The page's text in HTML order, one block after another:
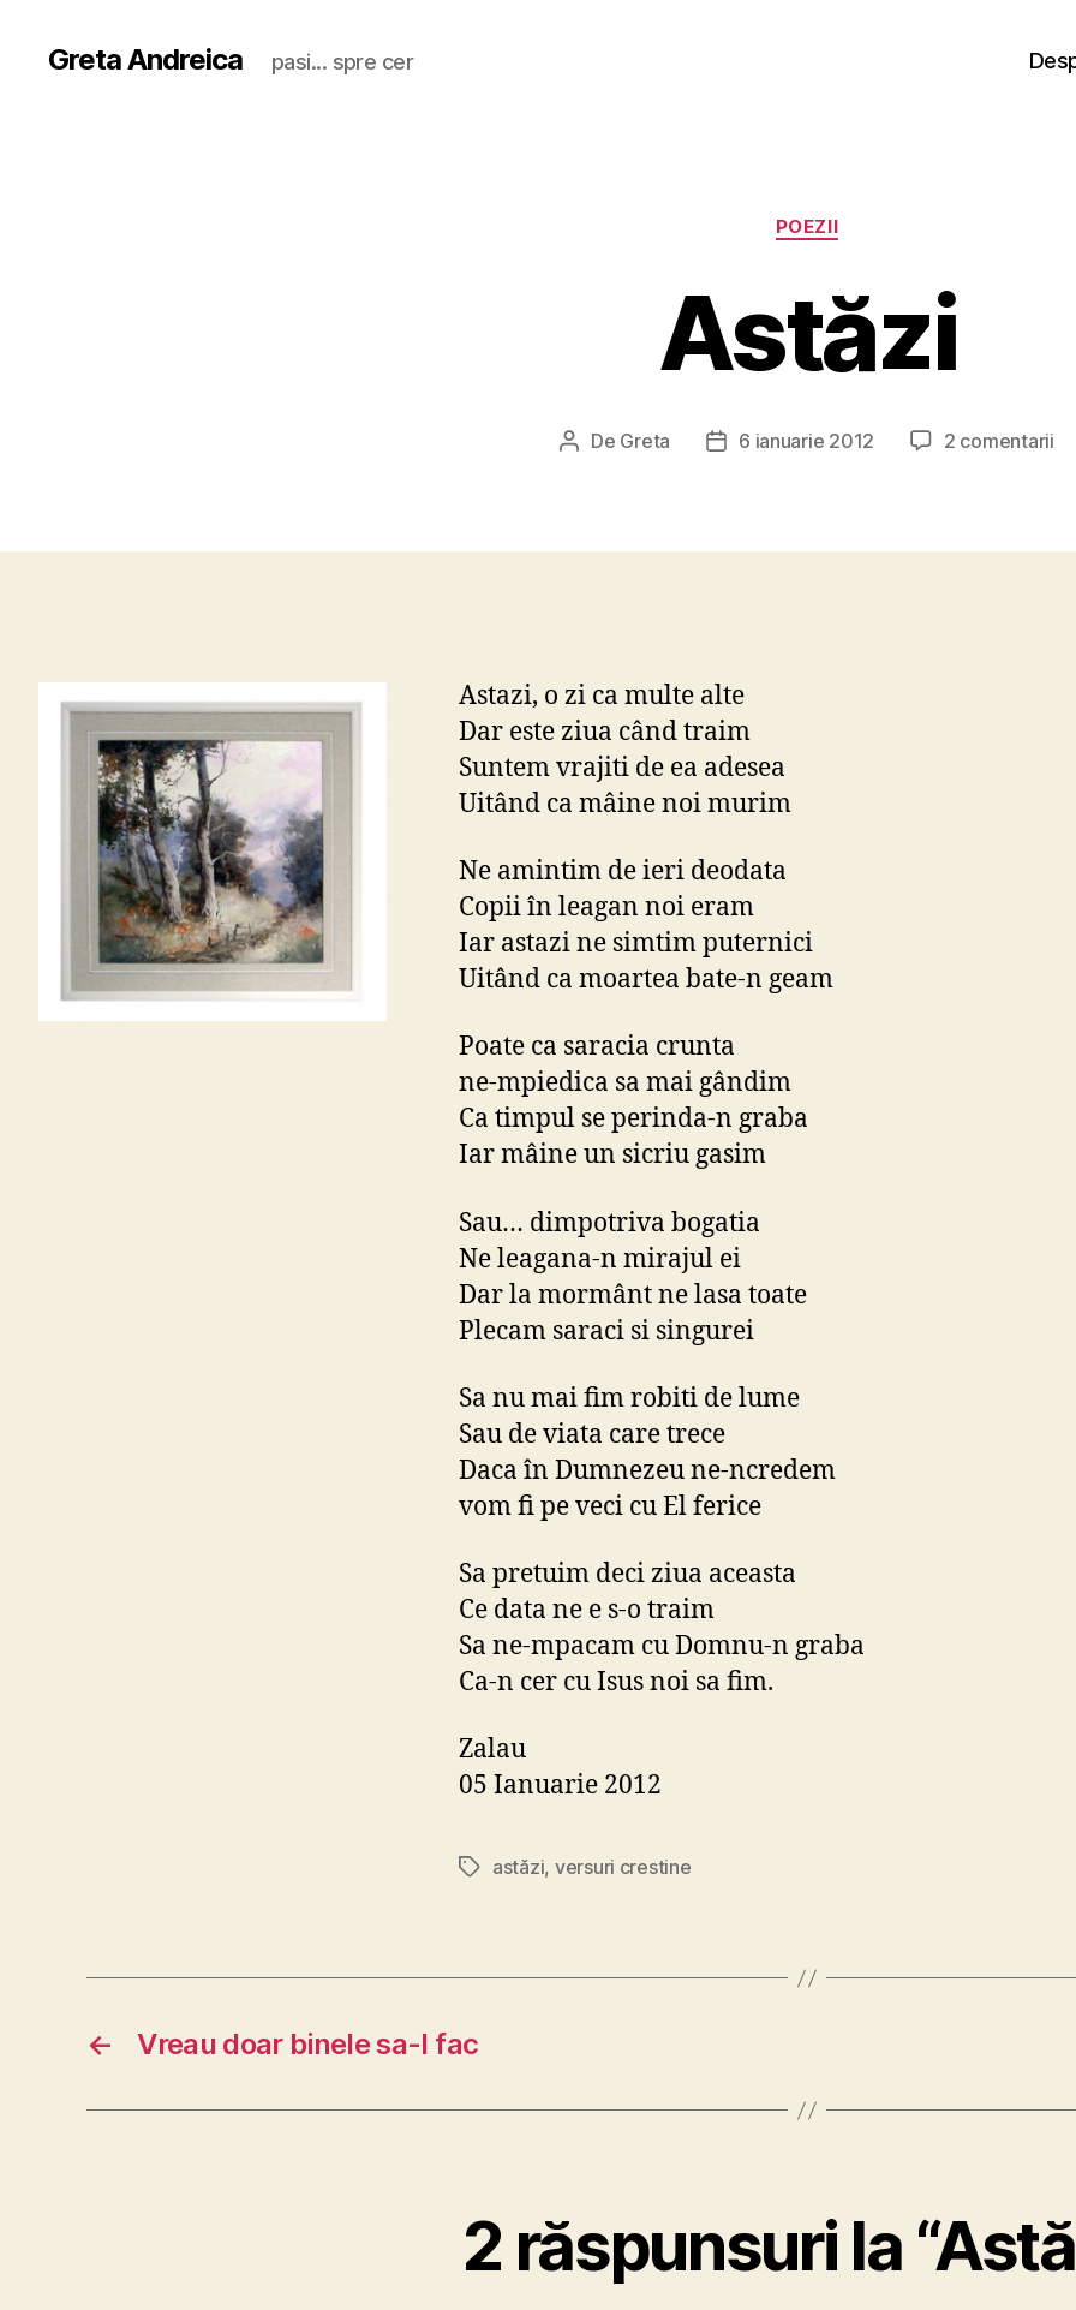
Greta Andreica pasi... spre cer
Categorii
POEZII
Astăzi
Autor
De Greta
Dată6 ianuarie 2012 2 comentariila
Astazi, o zi ca multe alte
Dar este ziua când traim
Suntem vrajiti de ea adesea
Uitând ca mâine noi murim
Ne amintim de ieri deodata
Copii în leagan noi eram
Iar astazi ne simtim puternici
Uitând ca moartea bate-n geam
Poate ca saracia crunta
ne-mpiedica sa mai gândim
Ca timpul se perinda-n graba
Iar mâine un sicriu gasim
Sau… dimpotriva bogatia
Ne leagana-n mirajul ei
Dar la mormânt ne lasa toate
Plecam saraci si singurei
Sa nu mai fim robiti de lume
Sau de viata care trece
Daca în Dumnezeu ne-ncredem
vom fi pe veci cu El ferice
Sa pretuim deci ziua aceasta
Ce data ne e s-o traim
Sa ne-mpacam cu Domnu-n graba
Ca-n cer cu Isus noi sa fim.
Zalau
05 Ianuarie 2012
Etichete
astăzi, versuri crestine
← Vreau doar binele sa-l fac
2 răspunsuri la